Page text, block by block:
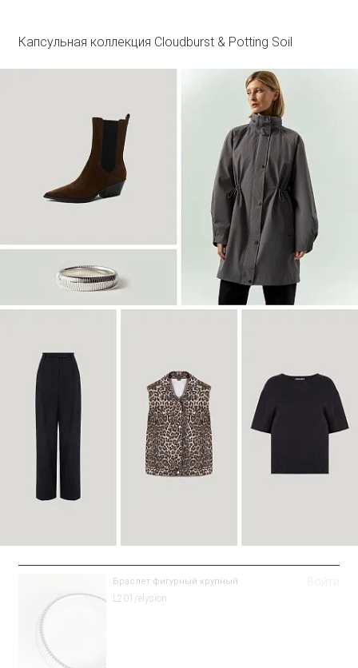
Платье-рубашка макси с принтом
PL1644/haku
SALE
Лонгслив из 100% хлопка
SALE
Войти
Капсульная коллекция Cloudburst & Potting Soil
Браслет фигурный крупный
L201/elysion
Войти